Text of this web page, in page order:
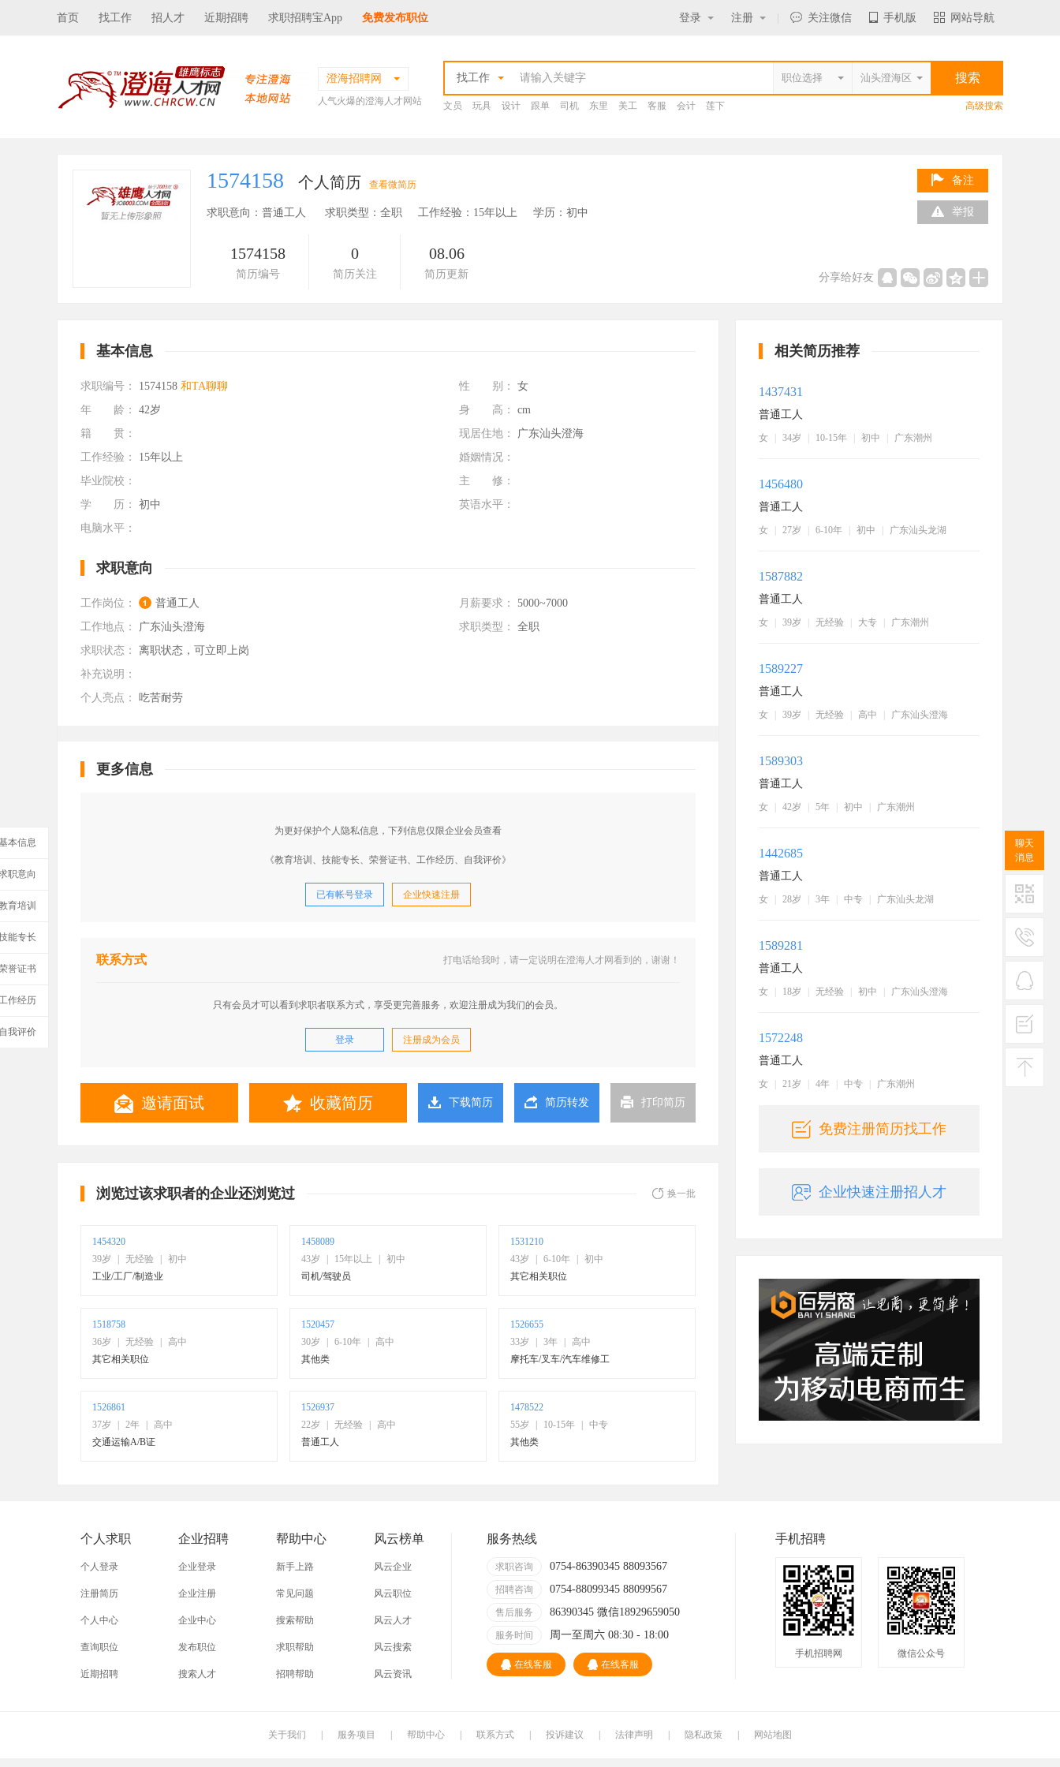
首页 找工作 招人才 近期招聘 求职招聘宝App 免费发布职位 登录 注册 关注微信 手机版 网站导航
澄海招聘网
人气火爆的澄海人才网站
找工作
文员 玩具 设计 跟单 司机 东里 美工 客服 会计 莲下 高级搜索
1574158 个人简历 查看微简历
求职意向：普通工人 求职类型：全职 工作经验：15年以上 学历：初中
1574158
简历编号
0
简历关注
08.06
简历更新
备注
举报
分享给好友
本信息
职意向
育培训
能专长
誉证书
作经历
我评价
基本信息
求职编号： 1574158 和TA聊聊 性 别：
女
年 龄：
42岁 身 高：
cm
籍 贯：
现居住地：
广东汕头澄海
工作经验：
15年以上
婚姻情况：
毕业院校：
主 修：
学 历：
初中
英语水平：
电脑水平：
求职意向
工作岗位： 普通工人 月薪要求：
5000~7000
工作地点：
广东汕头澄海 求职类型：
全职
求职状态：
离职状态，可立即上岗
补充说明：
个人亮点：
吃苦耐劳
更多信息
为更好保护个人隐私信息，下列信息仅限企业会员查看
《教育培训、技能专长、荣誉证书、工作经历、自我评价》
已有帐号登录 企业快速注册
联系方式 打电话给我时，请一定说明在澄海人才网看到的，谢谢！
只有会员才可以看到求职者联系方式，享受更完善服务，欢迎注册成为我们的会员。
登录 注册成为会员
邀请面试 收藏简历 下载简历 简历转发 打印简历
浏览过该求职者的企业还浏览过 换一批
1454320
39岁
无经验
初中
工业/工厂/制造业
1458089
43岁
15年以上
初中
司机/驾驶员
1531210
43岁
6-10年
初中
其它相关职位
1518758
36岁
无经验
高中
其它相关职位
1520457
30岁
6-10年
高中
其他类
1526655
33岁
3年
高中
摩托车/叉车/汽车维修工
1526861
37岁
2年
高中
交通运输A/B证
1526937
22岁
无经验
高中
普通工人
1478522
55岁
10-15年
中专
其他类
相关简历推荐
1437431
普通工人
女 34岁 10-15年 初中 广东潮州
1456480
普通工人
女 27岁 6-10年 初中 广东汕头龙湖
1587882
普通工人
女 39岁 无经验 大专 广东潮州
1589227
普通工人
女 39岁 无经验 高中 广东汕头澄海
1589303
普通工人
女 42岁 5年 初中 广东潮州
1442685
普通工人
女 28岁 3年 中专 广东汕头龙湖
1589281
普通工人
女 18岁 无经验 初中 广东汕头澄海
1572248
普通工人
女 21岁 4年 中专 广东潮州
免费注册简历找工作
企业快速注册招人才
个人求职
个人登录
注册简历
个人中心
查询职位
近期招聘
企业招聘
企业登录
企业注册
企业中心
发布职位
搜索人才
帮助中心
新手上路
常见问题
搜索帮助
求职帮助
招聘帮助
风云榜单
风云企业
风云职位
风云人才
风云搜索
风云资讯
服务热线
求职咨询 0754-86390345 88093567
招聘咨询 0754-88099345 88099567
售后服务 86390345 微信18929659050
服务时间 周一至周六 08:30 - 18:00
在线客服 在线客服
手机招聘
手机招聘网 微信公众号
关于我们 服务项目 帮助中心 联系方式 投诉建议 法律声明 隐私政策 网站地图
聊天
消息
二维码
热线
客服
建议